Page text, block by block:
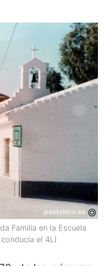
Familia en la Escuela
el 4L)